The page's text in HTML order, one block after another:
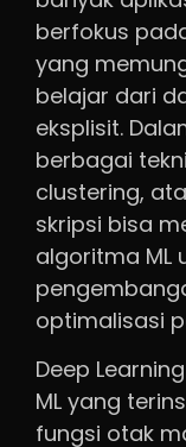
berfokus
yang
belajar dari
eksplisit.
berbagai
clustering,
skripsi bisa
algoritma ML
optimalisasi
Deep
ML yang
fungsi otak